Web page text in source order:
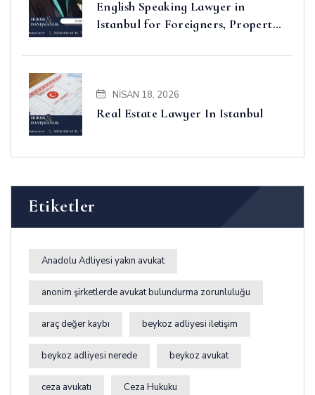
English Speaking Lawyer in
Istanbul for Foreigners, Property,
NISAN 18, 2026
Real Estate Lawyer In Istanbul
Etiketler
Anadolu Adliyesi yakın avukat
anonim şirketlerde avukat bulundurma zorunluluğu
araç değer kaybı beykoz adliyesi iletişim
beykoz adliyesi nerede beykoz avukat
ceza avukatı Ceza Hukuku